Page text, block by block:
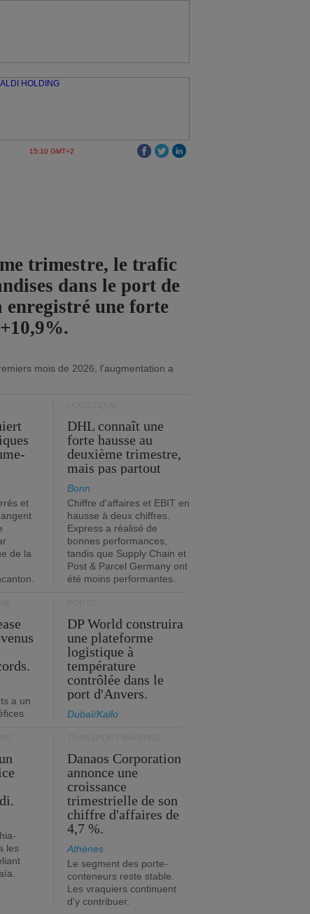
15:10 GMT+2
trimestre, le trafic
dans le port de
enregistré une forte
mois de 2026, l'augmentation a
et
de la
DHL connaît une
forte hausse au
deuxième trimestre,
mais pas partout
Bonn
Chiffre d'affaires et EBIT en
hausse à deux chiffres.
Express a réalisé de
bonnes performances,
tandis que Supply Chain et
Post & Parcel Germany ont
été moins performantes.
a un
DP World construira
une plateforme
logistique à
température
contrôlée dans le
port d'Anvers.
Dubaï/Kallo
les
Danaos Corporation
annonce une
croissance
trimestrielle de son
chiffre d'affaires de
4,7 %.
Athènes
Le segment des porte-
conteneurs reste stable.
Les vraquiers continuent
d'y contribuer.